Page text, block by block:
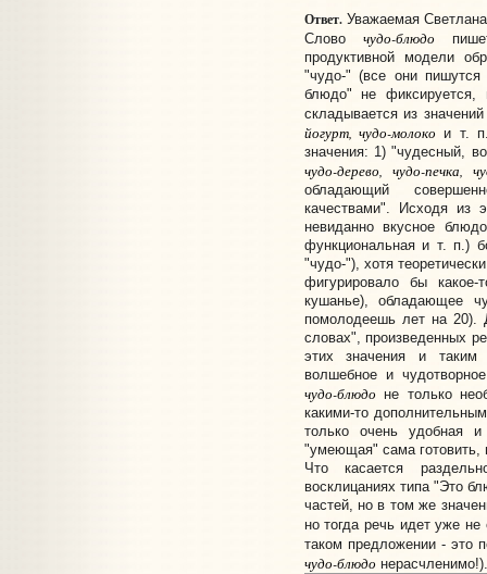
Ответ.Уважаемая
Слово чудо-блюдо
продуктивной модели
"чудо-" (все они
блюдо" не фиксируется,
складывается из
йогурт, чудо-молоко и т.
значения: 1) "чудесный,
чудо-дерево, чудо-печка,
обладающий
качествами". Исходя из
невиданно вкусное
функциональная и т. п.)
"чудо-"), хотя
фигурировало бы
кушанье), обладающее
помолодеешь лет на 20).
словах", произведенных
этих значения и таким
волшебное и
чудо-блюдо не только
какими-то
только очень удобная
"умеющая" сама готовить,
Что касается
восклицаниях типа "Это
частей, но в том же
но тогда речь идет уже
таком предложении - это
чудо-блюдо нерасчленимо!).